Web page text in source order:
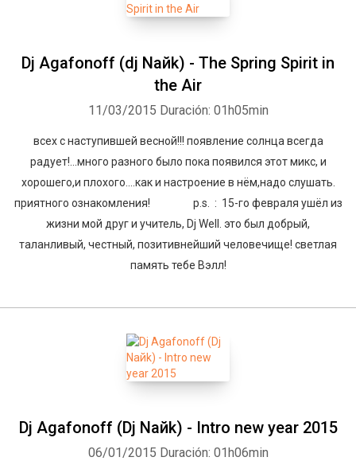
Dj Agafonoff (dj Naйk) - The Spring Spirit in
the Air
11/03/2015 Duración: 01h05min
всех с наступившей весной!!! появление солнца всегда
радует!...много разного было пока появился этот микс, и
хорошего,и плохого....как и настроение в нём,надо слушать.
приятного ознакомления! p.s. : 15-го февраля ушёл из
жизни мой друг и учитель, Dj Well. это был добрый,
таланливый, честный, позитивнейший человечище! светлая
память тебе Вэлл!
Dj Agafonoff (Dj Naйk) - Intro new year 2015
06/01/2015 Duración: 01h06min